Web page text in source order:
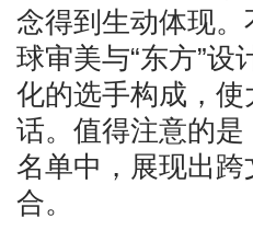
念得到生动体现
球审美与“东方”
化的选手构成，
话。值得注意的
名单中，展现出
合。